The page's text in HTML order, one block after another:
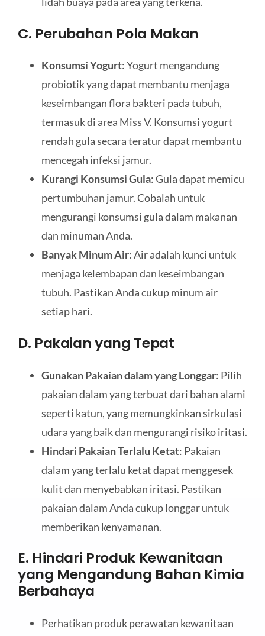
C. Perubahan Pola Makan
Konsumsi Yogurt: Yogurt mengandung
probiotik yang dapat membantu menjaga
keseimbangan flora bakteri pada tubuh,
termasuk di area Miss V. Konsumsi yogurt
rendah gula secara teratur dapat membantu
mencegah infeksi jamur.
Kurangi Konsumsi Gula: Gula dapat memicu
pertumbuhan jamur. Cobalah untuk
mengurangi konsumsi gula dalam makanan
dan minuman Anda.
Banyak Minum Air: Air adalah kunci untuk
menjaga kelembapan dan keseimbangan
tubuh. Pastikan Anda cukup minum air
setiap hari.
D. Pakaian yang Tepat
Gunakan Pakaian dalam yang Longgar: Pilih
pakaian dalam yang terbuat dari bahan alami
seperti katun, yang memungkinkan sirkulasi
udara yang baik dan mengurangi risiko iritasi.
Hindari Pakaian Terlalu Ketat: Pakaian
dalam yang terlalu ketat dapat menggesek
kulit dan menyebabkan iritasi. Pastikan
pakaian dalam Anda cukup longgar untuk
memberikan kenyamanan.
E. Hindari Produk Kewanitaan
yang Mengandung Bahan Kimia
Berbahaya
Perhatikan produk perawatan kewanitaan